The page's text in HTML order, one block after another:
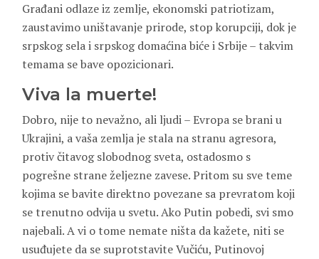
Građani odlaze iz zemlje, ekonomski patriotizam,
zaustavimo uništavanje prirode, stop korupciji, dok je
srpskog sela i srpskog domaćina biće i Srbije – takvim
temama se bave opozicionari.
Viva la muerte!
Dobro, nije to nevažno, ali ljudi – Evropa se brani u
Ukrajini, a vaša zemlja je stala na stranu agresora,
protiv čitavog slobodnog sveta, ostadosmo s
pogrešne strane željezne zavese. Pritom su sve teme
kojima se bavite direktno povezane sa prevratom koji
se trenutno odvija u svetu. Ako Putin pobedi, svi smo
najebali. A vi o tome nemate ništa da kažete, niti se
usuđujete da se suprotstavite Vučiću, Putinovoj